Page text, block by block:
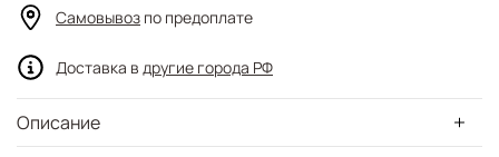
Описание
Самовывоз по предоплате
Доставка в другие города РФ